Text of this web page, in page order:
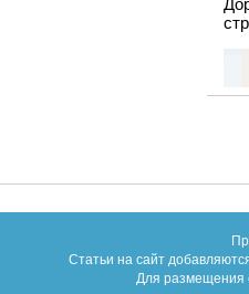
Статьи на сайт
Для размещения